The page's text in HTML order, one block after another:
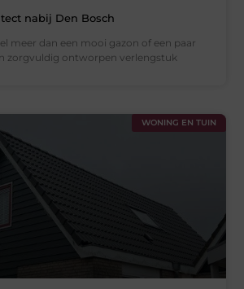
nabij Den Bosch
meer dan een mooi gazon of een paar
zorgvuldig ontworpen verlengstuk
WONING EN TUIN